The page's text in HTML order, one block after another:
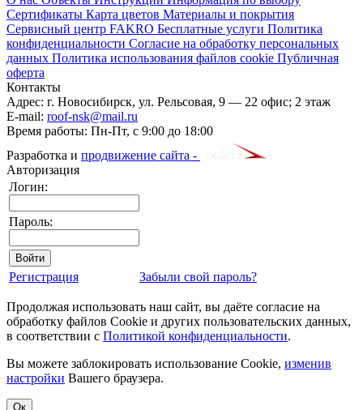
Сертификаты Карта цветов Материалы и покрытия
Сервисный центр FAKRO Бесплатные услуги Политика
конфиденциальности Согласие на обработку персональных
данных Политика использования файлов cookie Публичная
оферта
Контакты
Адрес: г. Новосибирск, ул. Рельсовая, 9 — 22 офис; 2 этаж
E-mail: roof-nsk@mail.ru
Время работы: Пн-Пт, с 9:00 до 18:00
Разработка и продвижение сайта -
Авторизация
Логин:
Пароль:
Регистрация Забыли свой пароль?
Продолжая использовать наш сайт, вы даёте согласие на
обработку файлов Cookie и других пользовательских данных,
в соответствии с Политикой конфиденциальности.
Вы можете заблокировать использование Cookie, изменив
настройки Вашего браузера.
Ок